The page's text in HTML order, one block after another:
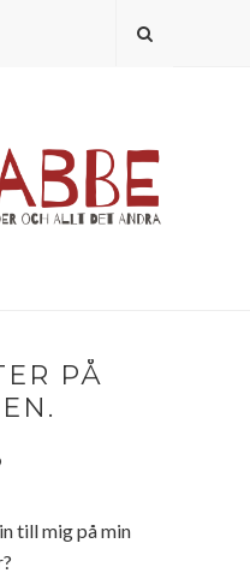
PÅ
till mig på min